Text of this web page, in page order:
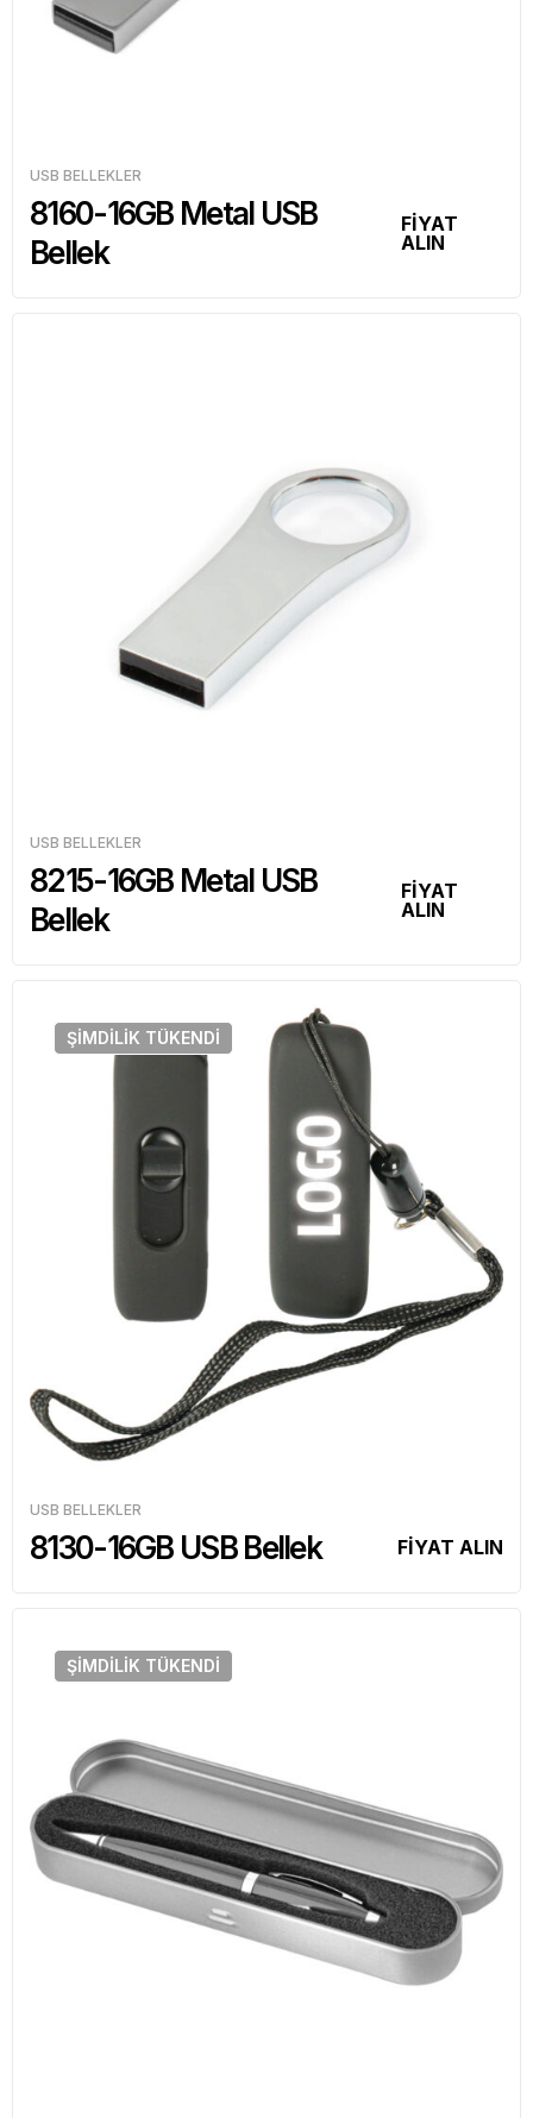
USB BELLEKLER
8160-16GB Metal USB
Bellek
FİYAT
ALIN
USB BELLEKLER
8215-16GB Metal USB
Bellek
FİYAT
ALIN
ŞIMDILIK TÜKENDI
USB BELLEKLER
8130-16GB USB Bellek FİYAT ALIN
ŞIMDILIK TÜKENDI